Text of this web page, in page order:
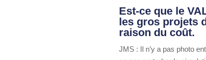
Est-ce que le
les gros projets
raison du coût.
JMS : Il n’y a pas photo